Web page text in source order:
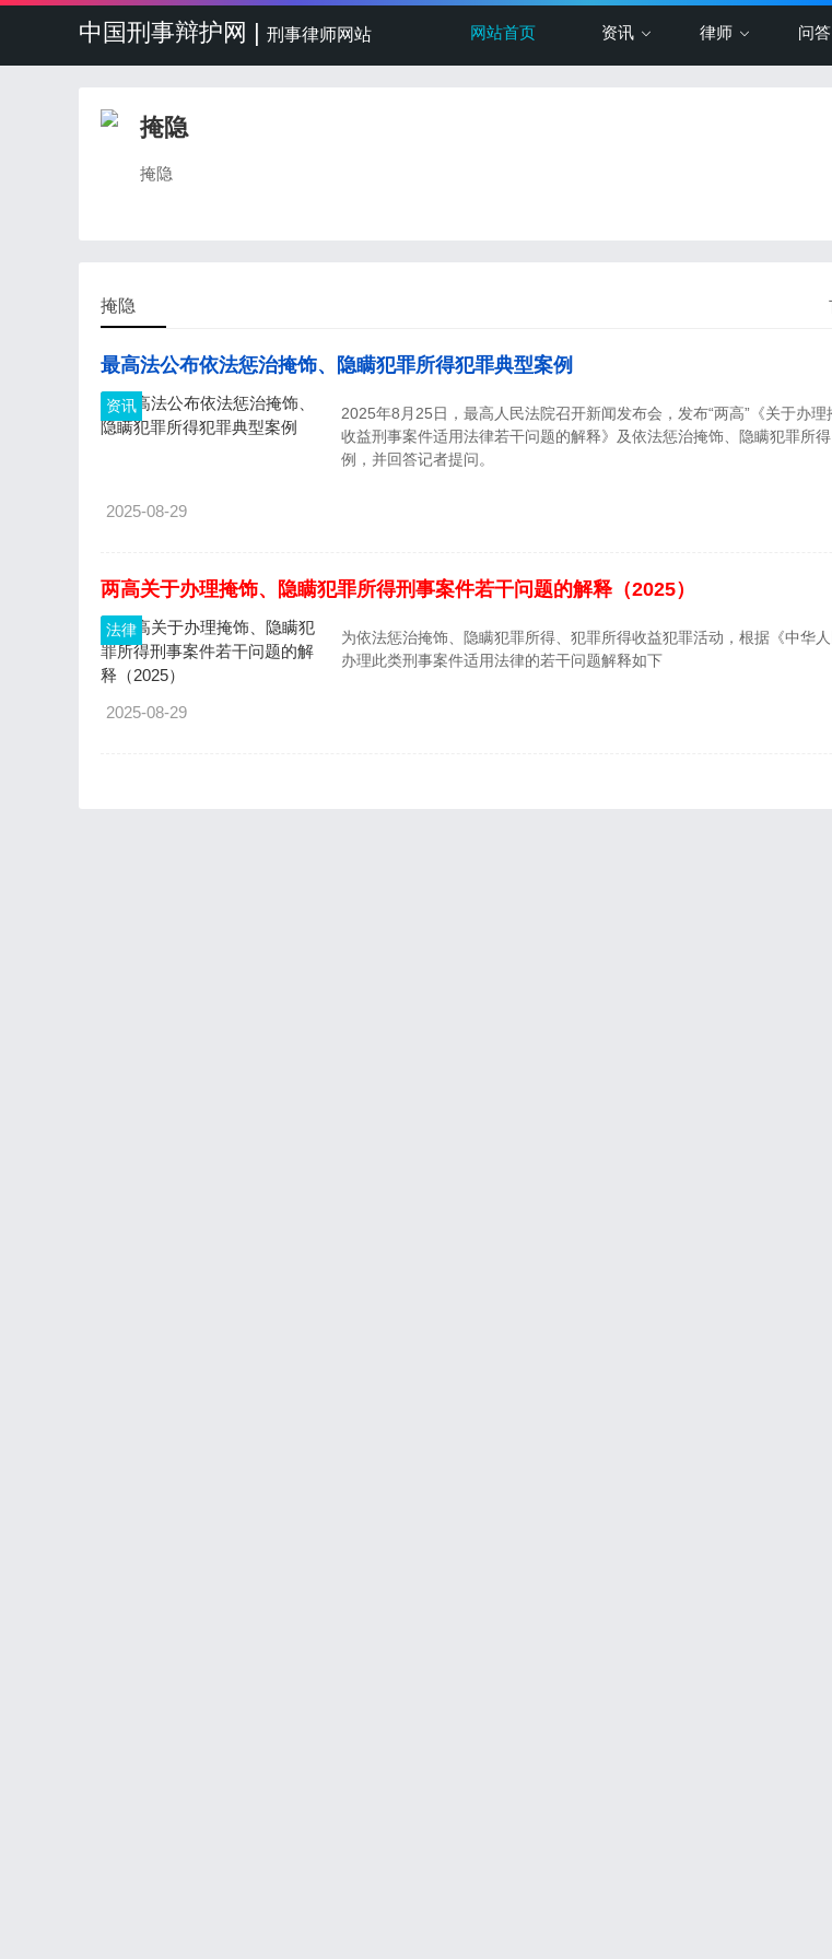
中国刑事辩护网 | 刑事律师网站 网站首页 资讯 律师 问答
掩隐
掩隐
掩隐
最高法公布依法惩治掩饰、隐瞒犯罪所得犯罪典型案例
资讯
2025年8月25日，最高人民法院召开新闻发布会，发布“两高”《关于办
收益刑事案件适用法律若干问题的解释》及依法惩治掩饰、隐瞒犯罪所
例，并回答记者提问。
2025-08-29
两高关于办理掩饰、隐瞒犯罪所得刑事案件若干问题的解释（2025）
法律
为依法惩治掩饰、隐瞒犯罪所得、犯罪所得收益犯罪活动，根据《中华
办理此类刑事案件适用法律的若干问题解释如下
2025-08-29